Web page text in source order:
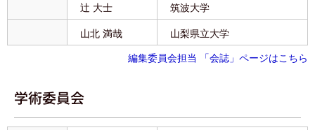
辻 大士 筑波大学
山北 満哉 山梨県立大学
編集委員会担当 「会誌」ページはこちら
学術委員会